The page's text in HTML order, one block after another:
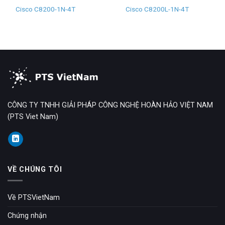
Cisco C8200-1N-4T Cisco C8200L-1N-4T
CÔNG TY TNHH GIẢI PHÁP CÔNG NGHỆ HOÀN HẢO VIỆT NAM
(PTS Viet Nam)
VỀ CHÚNG TÔI
Về PTSVietNam
Chứng nhận